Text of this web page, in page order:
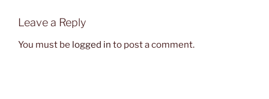
Leave a Reply
You must be logged in to post a comment.